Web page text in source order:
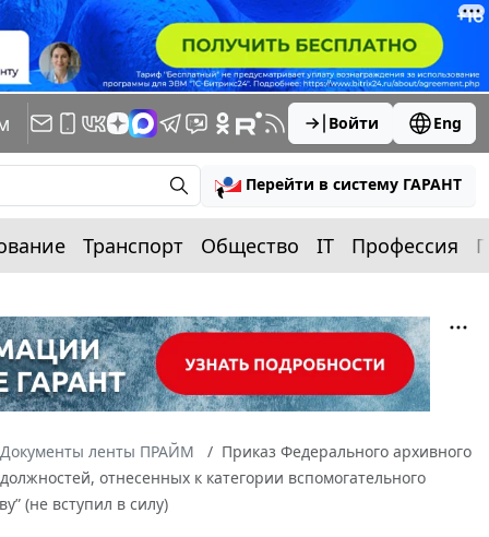
Войти Eng
Перейти в систему ГАРАНТ
Транспорт Общество IT Профессия
Документы ленты ПРАЙМ
Приказ Федерального архивного
отнесенных к категории вспомогательного
(не вступил в силу)